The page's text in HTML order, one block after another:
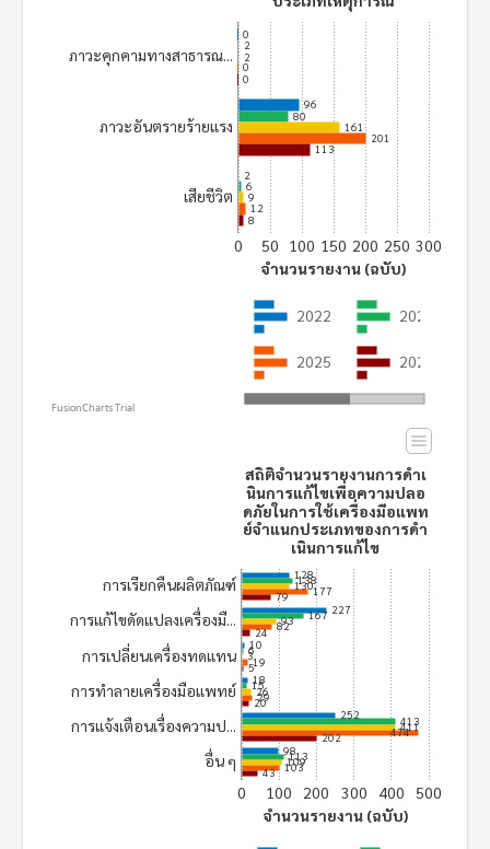
จำนวนรายงาน (ฉบับ)
0 50 100 150 200 250 300
ภาวะคุกคามทางสาธารณ...
ภาวะอันตรายร้ายแรง
เสียชีวิต
0
96
2
2
80
6
2
161
9
0
201
12
0
113
8
2022 2023
2025 2026
FusionCharts Trial
จำนวนรายงาน (ฉบับ)
0 100 200 300 400 500
การเรียกคืนผลิตภัณฑ์
การแก้ไขดัดแปลงเครื่องมื...
การเปลี่ยนเครื่องทดแทน
การทำลายเครื่องมือแพทย์
การแจ้งเตือนเรื่องความป...
อื่น ๆ
128
227
10
18
252
98
138
167
6
15
413
113
130
93
3
26
411
109
177
82
19
29
474
103
79
24
5
20
202
43
สถิติจำนวนรายงานการดำเ
นินการแก้ไขเพื่อความปลอ
ดภัยในการใช้เครื่องมือแพท
ย์จำแนกประเภทของการดำ
เนินการแก้ไข